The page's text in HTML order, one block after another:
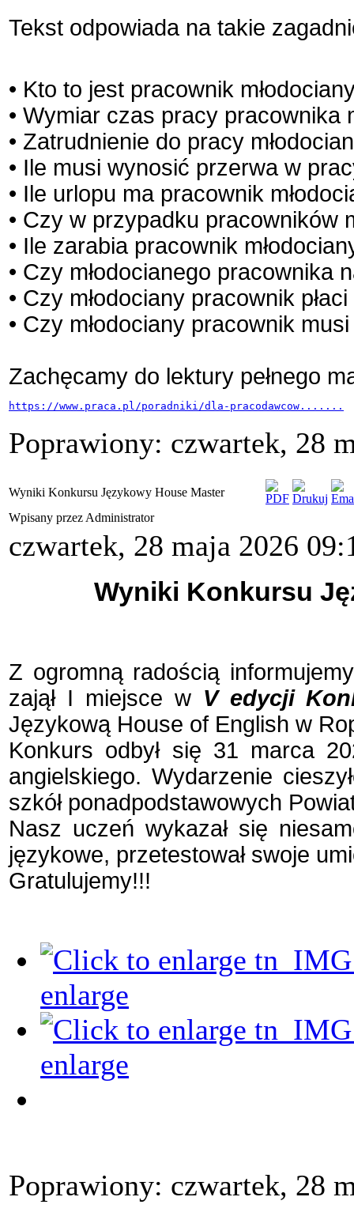
Tekst odpowiada na takie
• Kto to jest pracownik
• Wymiar czas pracy pracownika
• Zatrudnienie do pracy
• Ile musi wynosić przerwa w
• Ile urlopu ma pracownik
• Czy w przypadku pracowników
• Ile zarabia pracownik
• Czy młodocianego pracownika
• Czy młodociany pracownik
• Czy młodociany pracownik
Zachęcamy do lektury pełnego
https://www.praca.pl/poradniki/dla-pracodawcow.......
Poprawiony: czwartek, 28
Wyniki Konkursu Językowy House Master
Wpisany przez Administrator
czwartek, 28 maja 2026
Wyniki Konkursu
Z ogromną radością
zajął I miejsce w V edycji
Językową House of English w
Konkurs odbył się 31 marca
angielskiego. Wydarzenie
szkół ponadpodstawowych
Nasz uczeń wykazał się
językowe, przetestował swoje
Gratulujemy!!!
enlarge
enlarge
Poprawiony: czwartek, 28